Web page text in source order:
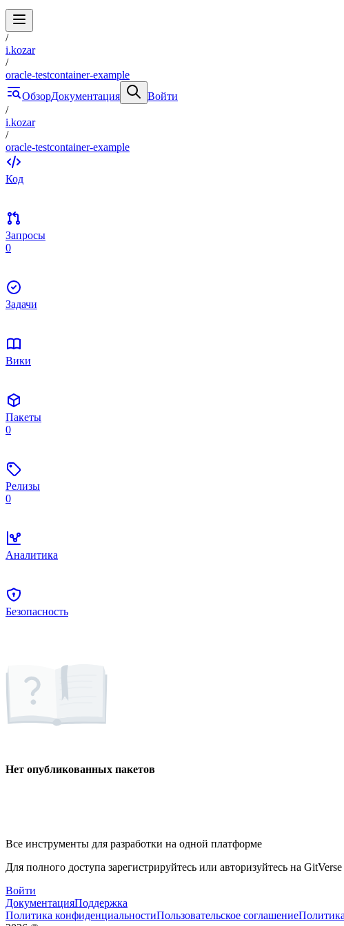
/
i.kozar
/
oracle-testcontainer-example
ОбзорДокументация
Войти
/
i.kozar
/
oracle-testcontainer-example
Код
Запросы
0
Задачи
Вики
Пакеты
0
Релизы
0
Аналитика
Безопасность
Нет опубликованных пакетов
Все инструменты для разработки на одной платформе
Для полного доступа зарегистрируйтесь или авторизуйтесь на GitVerse
Войти
ДокументацияПоддержка
Политика конфиденциальностиПользовательское соглашение